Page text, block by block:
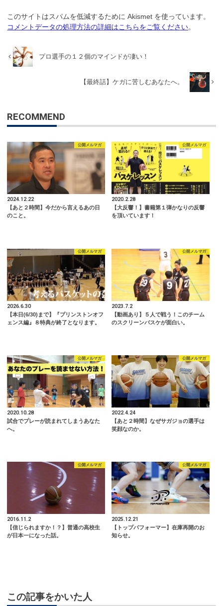
このサイトはスパムを低減するために Akismet を使っています。
コメントデータの処理方法の詳細はこちらをご覧ください。
プロ選手の１２個のマインドが凄い！
【最終話】ケガに苦しむあなたへ。
RECOMMEND
公開メルマガ
2024.12.22
【あと２時間】今だから言えるあの日
のこと。
公開メルマガ
2020.2.28
【大反響！】書籍第１弾かなりの反響
を頂いています！
公開メルマガ
2026.6.30
【本日(6/30)まで】『プリンストンオフ
ェンス編』８特典が終了となります。
公開メルマガ
2023.7.2
【動画あり】５人で戦う！このチーム
のスクリーンバスケが面白い。
公開メルマガ
2020.10.28
試合でプレーが読まれてしまうあなた
へ。
公開メルマガ
2022.4.24
【あと２時間】なぜサガジョの選手は
笑顔なのか。
公開メルマガ
2016.11.2
【信じられますか！？】普通の高校生
が日本一になった話。
公開メルマガ
2025.12.21
【トップパフォーマー】在庫再開のお
知らせ。
この記事をかいた人